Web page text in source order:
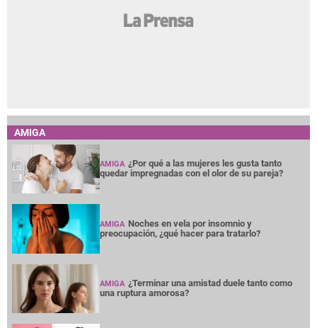
AMIGA
AMIGA ¿Por qué a las mujeres les gusta tanto
quedar impregnadas con el olor de su pareja?
AMIGA Noches en vela por insomnio y
preocupación, ¿qué hacer para tratarlo?
AMIGA ¿Terminar una amistad duele tanto como
una ruptura amorosa?